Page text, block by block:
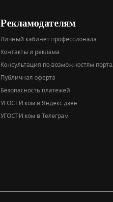
Рекламодателям
Личный кабинет профессионала
Контакты и реклама
Консультация по возможностям
Публичная оферта
Безопасность платежей
УГОСТИ.ком в Яндекс дзен
УГОСТИ.ком в Телеграм